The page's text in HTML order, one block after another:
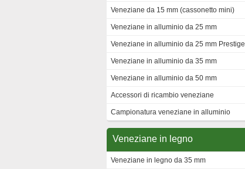
Veneziane da 15 mm (cassonetto mini)
Veneziane in alluminio da 25 mm
Veneziane in alluminio da 25 mm Prestige
Veneziane in alluminio da 35 mm
Veneziane in alluminio da 50 mm
Accessori di ricambio veneziane
Campionatura veneziane in alluminio
Veneziane in legno
Veneziane in legno da 35 mm